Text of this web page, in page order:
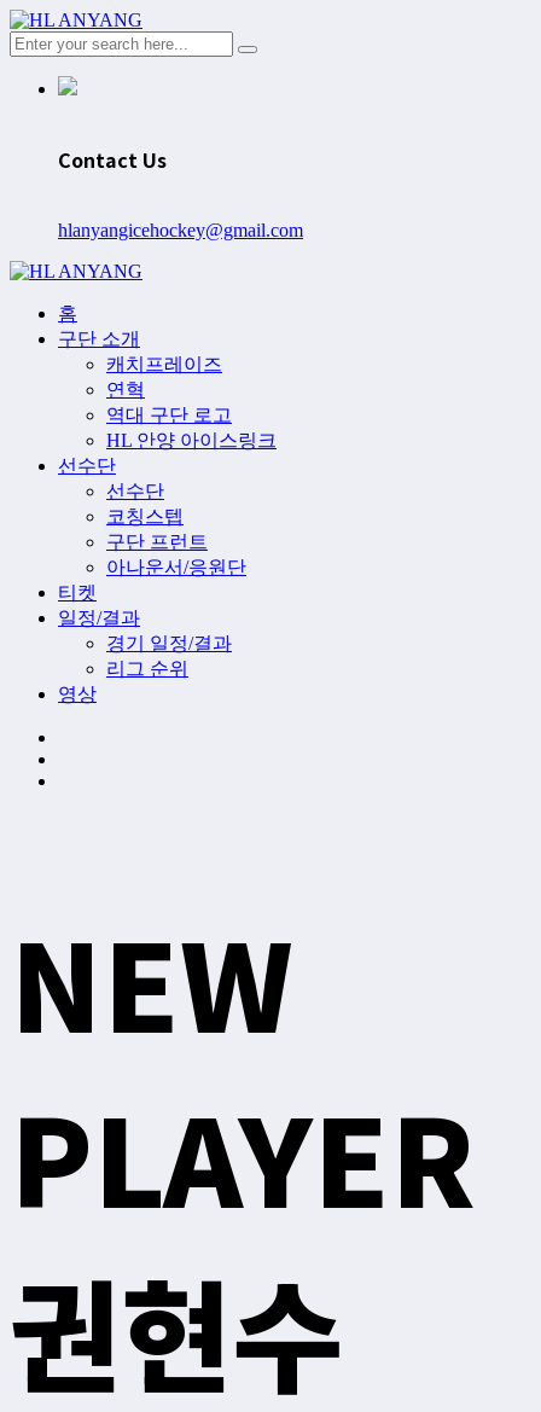
Contact Us
hlanyangicehockey@gmail.com
홈
구단 소개
캐치프레이즈
연혁
역대 구단 로고
HL 안양 아이스링크
선수단
선수단
코칭스텝
구단 프런트
아나운서/응원단
티켓
일정/결과
경기 일정/결과
리그 순위
영상
NEW
PLAYER
권현수